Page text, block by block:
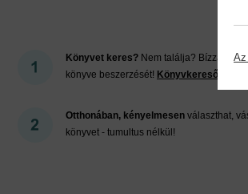
Könyvet keres? Nem találja? Bízza ránk
könyve beszerzését! Könyvkereső-
Otthonában, kényelmesen választhat,
könyvet - tumultus nélkül!